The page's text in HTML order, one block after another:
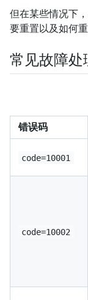
但在某些情况下
要重置以及如何
常见故障处
错误码
code=10001
code=10002